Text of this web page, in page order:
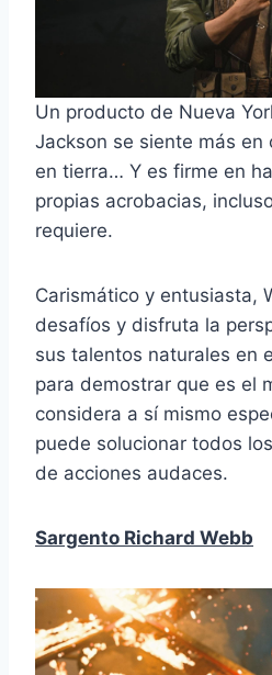
Un producto de Nueva
Jackson se siente más en
en tierra… Y es firme en
propias acrobacias,
requiere.
Carismático y entusiasta,
desafíos y disfruta la
sus talentos naturales en
para demostrar que es el
considera a sí mismo
puede solucionar todos
de acciones audaces.
Sargento Richard Webb